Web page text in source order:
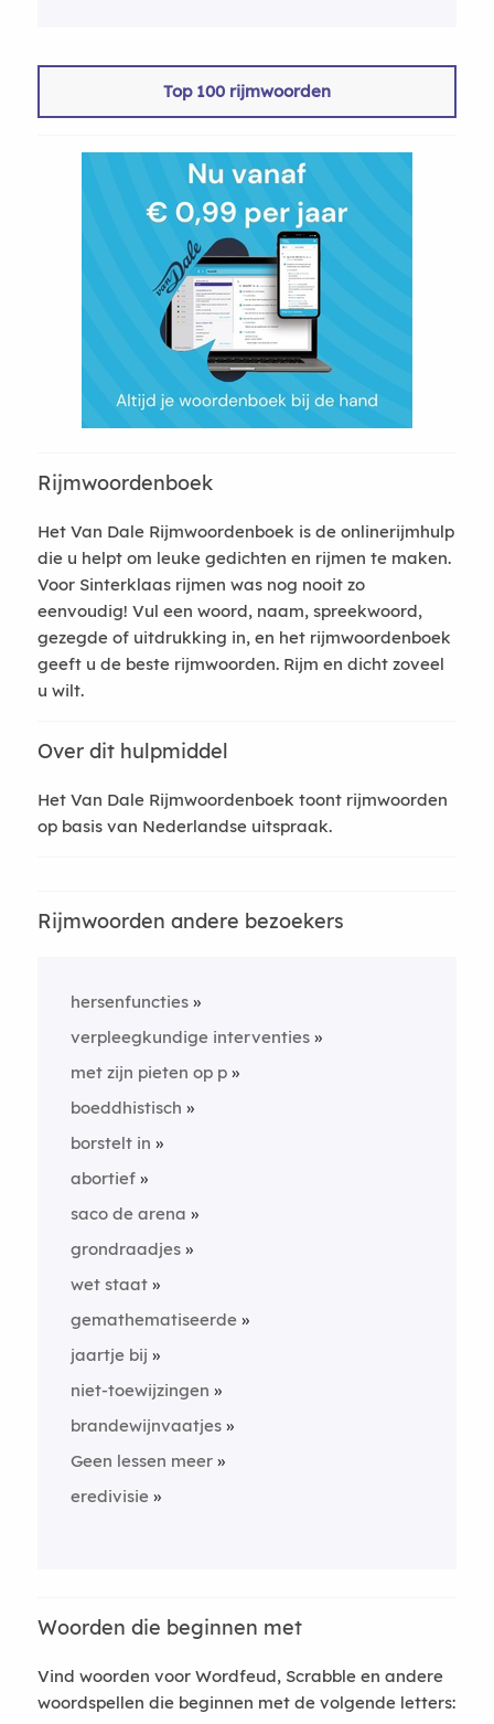
Top 100 rijmwoorden
Rijmwoordenboek
Het Van Dale Rijmwoordenboek is de onlinerijmhulp
die u helpt om leuke gedichten en rijmen te maken.
Voor Sinterklaas rijmen was nog nooit zo
eenvoudig! Vul een woord, naam, spreekwoord,
gezegde of uitdrukking in, en het rijmwoordenboek
geeft u de beste rijmwoorden. Rijm en dicht zoveel
u wilt.
Over dit hulpmiddel
Het Van Dale Rijmwoordenboek toont rijmwoorden
op basis van Nederlandse uitspraak.
Rijmwoorden andere bezoekers
hersenfuncties
verpleegkundige interventies
met zijn pieten op p
boeddhistisch
borstelt in
abortief
saco de arena
grondraadjes
wet staat
gemathematiseerde
jaartje bij
niet-toewijzingen
brandewijnvaatjes
Geen lessen meer
eredivisie
Woorden die beginnen met
Vind woorden voor Wordfeud, Scrabble en andere
woordspellen die beginnen met de volgende letters: